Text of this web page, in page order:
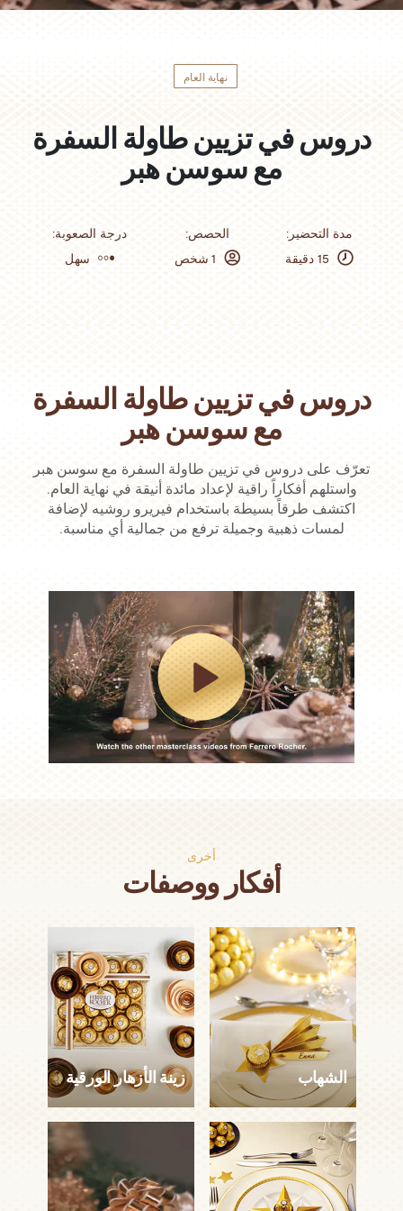
نهاية العام
دروس في تزيين طاولة السفرة
مع سوسن هبر
:مدة التحضير :الحصص
:درجة الصعوبة
15 دقيقة
1 شخص سهل
دروس في تزيين طاولة السفرة
مع سوسن هبر
تعرّف على دروس في تزيين طاولة السفرة مع سوسن هبر
واستلهم أفكاراً راقية لإعداد مائدة أنيقة في نهاية العام.
اكتشف طرقاً بسيطة باستخدام فيريرو روشيه لإضافة
لمسات ذهبية وجميلة ترفع من جمالية أي مناسبة.
أخرى
أفكار ووصفات
الشهاب
الشهاب
دقيقة 1 شخص سهل
زينة الأزهار الورقية
زينة الأزهار الورقية
دقيقتان 1 شخص سهل